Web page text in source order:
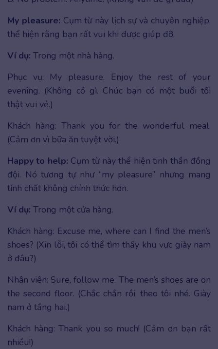
My pleasure: Cụm từ này lịch sự và chuyên nghiệp,
thể hiện rằng bạn rất vui khi được giúp đỡ.
Ví dụ: Trong một nhà hàng.
Phục vụ: My pleasure. Enjoy the rest of your
evening. (Không có gì. Chúc bạn có một buổi tối
thật vui vẻ.)
Khách hàng: Thank you for the wonderful meal.
(Cảm ơn vì bữa ăn tuyệt vời.)
Happy to help: Cụm từ này thể hiện tinh thần đồng
đội. Nó tương tự như “my pleasure” nhưng mang
tính chất không chính thức hơn.
Ví dụ: Trong một cửa hàng.
Khách hàng: Excuse me, where can I find the men’s
shoes? (Xin lỗi, tôi có thể tìm thấy khu vực giày nam
ở đâu?)
Nhân viên: Sure, follow me. The men’s shoes are on
the second floor. (Chắc chắn rồi, theo tôi nhé. Giày
nam ở tầng hai.)
Khách hàng: Thank you so much! (Cảm ơn bạn rất
nhiều!)